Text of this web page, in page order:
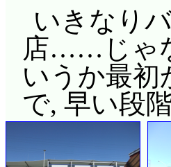
いきなり
店……じゃ
いうか最初
で, 早い段